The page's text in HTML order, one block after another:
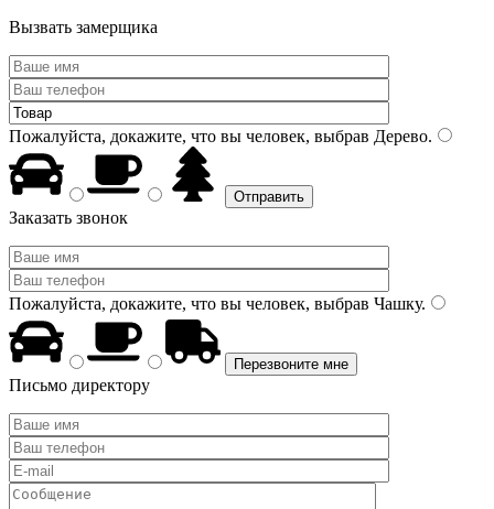
Вызвать замерщика
Пожалуйста, докажите, что вы человек, выбрав Дерево.
Заказать звонок
Пожалуйста, докажите, что вы человек, выбрав Чашку.
Письмо директору